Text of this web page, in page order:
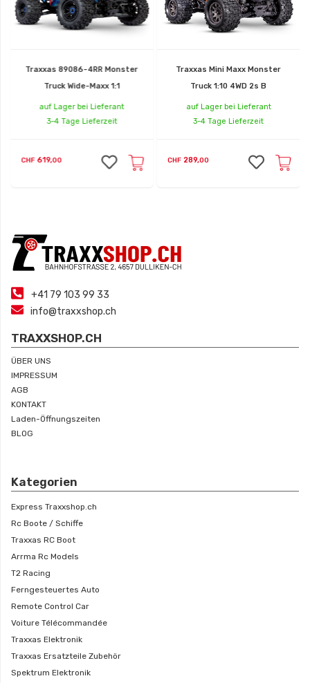
Traxxas 89086-4RR Monster
Truck Wide-Maxx 1:1
auf Lager bei Lieferant
3-4 Tage Lieferzeit
CHF619,00
Traxxas Mini Maxx Monster
Truck 1:10 4WD 2s B
auf Lager bei Lieferant
3-4 Tage Lieferzeit
CHF289,00
+41 79 103 99 33
info@traxxshop.ch
TRAXXSHOP.CH
ÜBER UNS
IMPRESSUM
AGB
KONTAKT
Laden-Öffnungszeiten
BLOG
Kategorien
Express Traxxshop.ch
Rc Boote / Schiffe
Traxxas RC Boot
Arrma Rc Models
T2 Racing
Ferngesteuertes Auto
Remote Control Car
Voiture Télécommandée
Traxxas Elektronik
Traxxas Ersatzteile Zubehör
Spektrum Elektronik